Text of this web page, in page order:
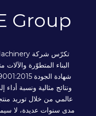
Group
البناء المتطوّرة
ونتائج مثالية ونسبة
عالمي من خلال توريد
مدى سنوات عديدة، لا